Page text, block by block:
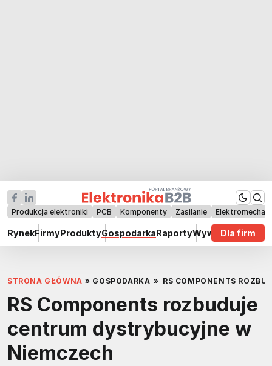
Produkcja elektroniki PCB Komponenty Zasilanie
RynekFirmyProduktyGospodarkaRaportyWywiadyDla firm
STRONA GŁÓWNA » GOSPODARKA » RS COMPONENTS
RS Components rozbuduje
centrum dystrybucyjne w
Niemczech